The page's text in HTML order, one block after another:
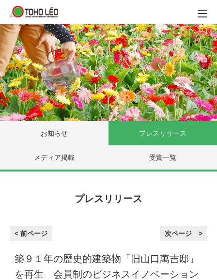
お知らせ プレスリリース
メディア掲載 受賞一覧
プレスリリース
< 前ページ 次ページ >
築９１年の歴史的建築物「旧山口萬吉邸」
を再生 会員制のビジネスイノベーション